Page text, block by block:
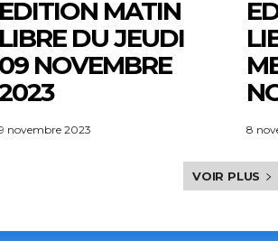
EDITION MATIN
LIBRE DU JEUDI
09 NOVEMBRE
novembre 2023 8
VOIR PLUS